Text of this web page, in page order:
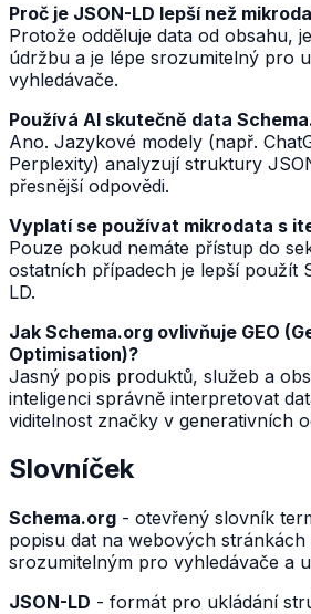
Proč je JSON-LD lepší než
Protože odděluje data od obsahu,
údržbu a je lépe srozumitelný pro
vyhledávače.
Používá AI skutečně data
Ano. Jazykové modely (např.
Perplexity) analyzují struktury
přesnější odpovědi.
Vyplatí se používat mikrodata s
Pouze pokud nemáte přístup do
ostatních případech je lepší použít
LD.
Jak Schema.org ovlivňuje GEO
Optimisation)?
Jasný popis produktů, služeb a
inteligenci správně interpretovat
viditelnost značky v generativních
Slovníček
Schema.org - otevřený slovník
popisu dat na webových stránkách
srozumitelným pro vyhledávače a
JSON-LD - formát pro ukládání